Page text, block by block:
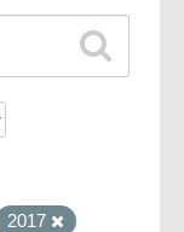
2017